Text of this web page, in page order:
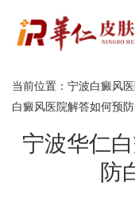
当前位置： 宁波白癜风
白癜风医院解答如何预
宁波华仁
防